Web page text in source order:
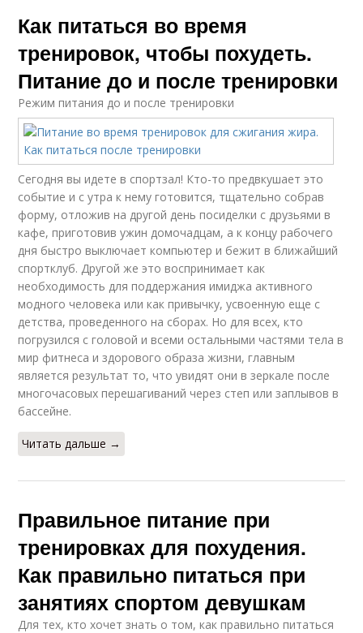
Питание при
занятиях
Питания для
тренировок
Питание при
тренировках
Правильное питание
Питания для
сжигания
Питания на неделю
Сбалансированное
Питание при занятии
Дробное питание Питание для набора
Как питаться во время
тренировок, чтобы похудеть.
Питание до и после тренировки
Режим питания до и после тренировки
Сегодня вы идете в спортзал! Кто-то предвкушает это
событие и с утра к нему готовится, тщательно собрав
форму, отложив на другой день посиделки с друзьями в
кафе, приготовив ужин домочадцам, а к концу рабочего
дня быстро выключает компьютер и бежит в ближайший
спортклуб. Другой же это воспринимает как
необходимость для поддержания имиджа активного
модного человека или как привычку, усвоенную еще с
детства, проведенного на сборах. Но для всех, кто
погрузился с головой и всеми остальными частями тела в
мир фитнеса и здорового образа жизни, главным
является результат то, что увидят они в зеркале после
многочасовых перешагиваний через степ или заплывов в
бассейне.
Читать дальше →
Правильное питание при
тренировках для похудения.
Как правильно питаться при
занятиях спортом девушкам
Для тех, кто хочет знать о том, как правильно питаться